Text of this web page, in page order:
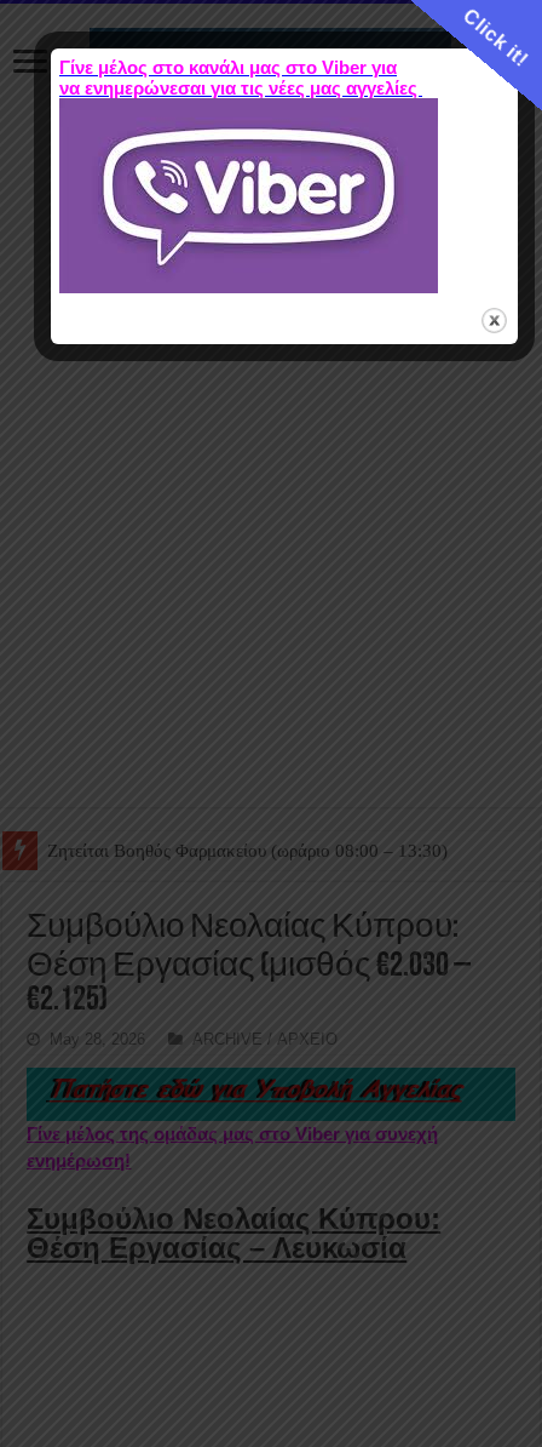
Ζητείται Βοηθός Θαλάμου
Συμβούλιο Νεολαίας Κύπρου:
Θέση Εργασίας (μισθός €2.030 –
€2.125)
May 28, 2026 ARCHIVE / ΑΡΧΕΙΟ
Γίνε μέλος της ομάδας μας στο Viber για συνεχή
ενημέρωση!
Συμβούλιο Νεολαίας Κύπρου:
Θέση Εργασίας – Λευκωσία
Click it!
Γίνε μέλος στο κανάλι μας στο Viber για
να ενημερώνεσαι για τις νέες μας αγγελίες